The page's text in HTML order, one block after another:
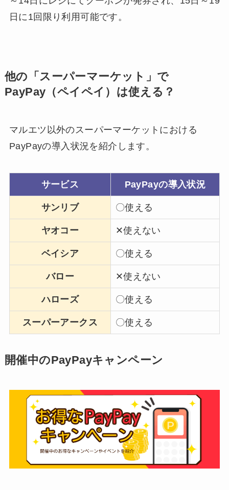
日に1回限り利用可能です。
他の「スーパーマーケット」で
PayPay（ペイペイ）は使える？
マルエツ以外のスーパーマーケットにおける
PayPayの導入状況を紹介します。
サービス PayPayの導入状況
サンリブ 〇使える
ヤオコー ✕使えない
ベイシア 〇使える
バロー ✕使えない
ハローズ 〇使える
スーパーアークス 〇使える
開催中のPayPayキャンペーン